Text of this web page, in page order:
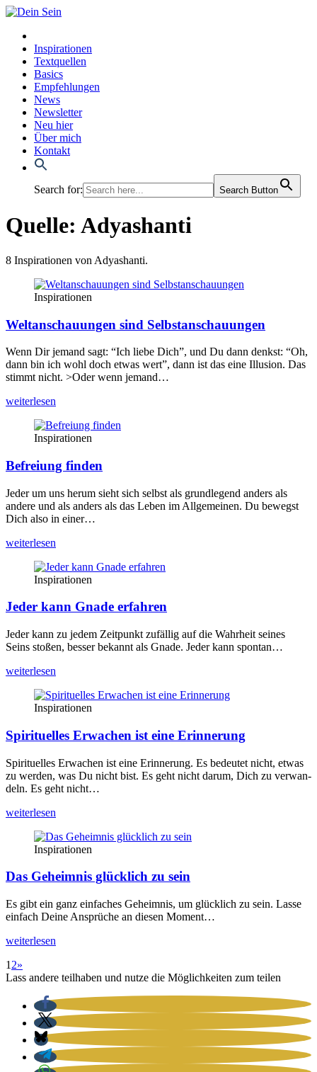
Inspirationen
Textquellen
Basics
Empfehlungen
News
Newsletter
Neu hier
Über mich
Kontakt
Search for: Search Button
Quelle: Adyashanti
8 Inspi­ra­tio­nen von Adyas­han­ti.
Inspirationen
Weltanschauungen sind Selbstanschauungen
Wenn Dir jemand sagt: “Ich lie­be Dich”, und Du dann denkst: “Oh,
dann bin ich wohl doch etwas wert”, dann ist das eine Illu­si­on. Das
stimmt nicht. >Oder wenn jemand…
wei­ter­le­sen
Inspirationen
Befreiung finden
Jeder um uns her­um sieht sich selbst als grund­le­gend anders als
ande­re und als anders als das Leben im All­ge­mei­nen. Du bewegst
Dich also in einer…
wei­ter­le­sen
Inspirationen
Jeder kann Gnade erfahren
Jeder kann zu jedem Zeit­punkt zufäl­lig auf die Wahr­heit sei­nes
Seins sto­ßen, bes­ser bekannt als Gna­de. Jeder kann spon­tan…
wei­ter­le­sen
Inspirationen
Spirituelles Erwachen ist eine Erinnerung
Spi­ri­tu­el­les Erwa­chen ist eine Erin­ne­rung. Es bedeu­tet nicht, etwas
zu wer­den, was Du nicht bist. Es geht nicht dar­um, Dich zu ver­wan­
deln. Es geht nicht…
wei­ter­le­sen
Inspirationen
Das Geheimnis glücklich zu sein
Es gibt ein ganz ein­fa­ches Geheim­nis, um glück­lich zu sein. Las­se
ein­fach Dei­ne Ansprü­che an die­sen Moment…
wei­ter­le­sen
1 2»
Lass andere teilhaben und nutze die Möglichkeiten zum teilen